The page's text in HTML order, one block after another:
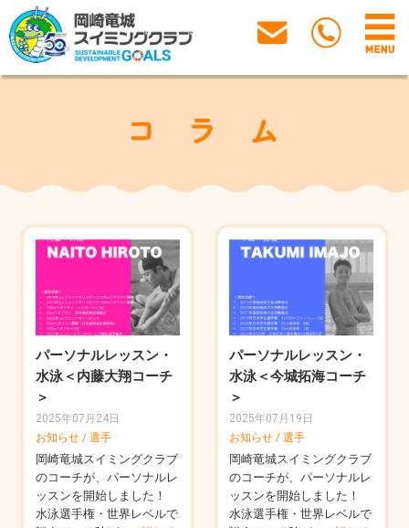
パーソナルレッスン・
水泳＜内藤大翔コーチ
＞
2025年07月24日
お知らせ/ 選手
岡崎竜城スイミングクラブ
のコーチが、パーソナルレ
ッスンを開始しました！
水泳選手権・世界レベルで
パーソナルレッスン・
水泳＜今城拓海コーチ
＞
2025年07月19日
お知らせ /選手
岡崎竜城スイミングクラブ
のコーチが、パーソナルレ
ッスンを開始しました！
水泳選手権・世界レベルで